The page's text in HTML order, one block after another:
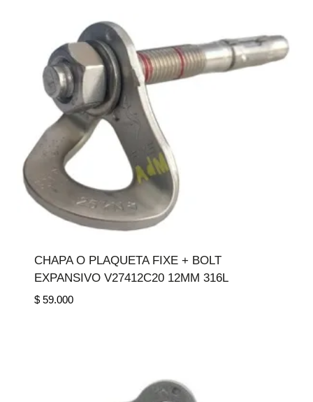
CHAPA O PLAQUETA FIXE + BOLT
EXPANSIVO V27412C20 12MM 316L
$59.000